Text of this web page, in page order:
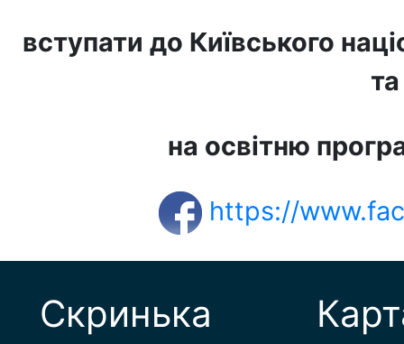
вступати до Київського
на освітню
https://
Скринька